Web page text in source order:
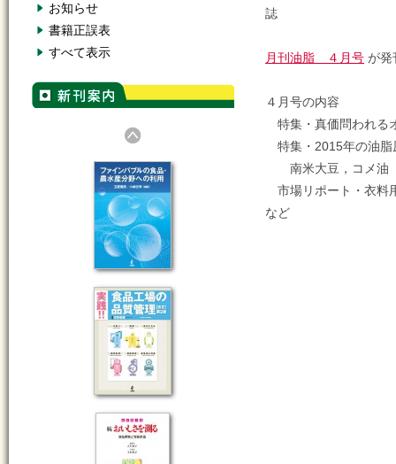
お知らせ
書籍正誤表
すべて表示
誌
月刊油脂 ４月号 が発
４月号の内容
特集・真価問われる
特集・2015年の油脂
南米大豆，コメ油
市場リポート・衣料
など